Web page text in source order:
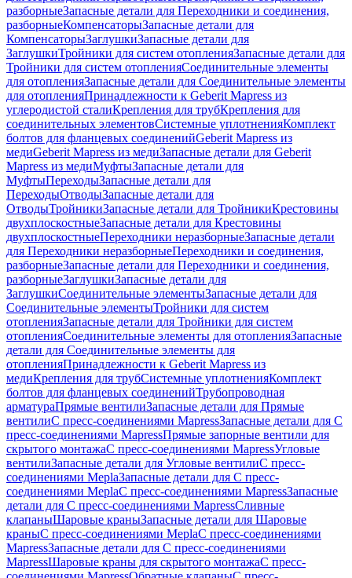
разборныеЗапасные детали для Переходники и соединения,
разборныеКомпенсаторыЗапасные детали для
КомпенсаторыЗаглушкиЗапасные детали для
ЗаглушкиТройники для систем отопленияЗапасные детали для
Тройники для систем отопленияСоединительные элементы
для отопленияЗапасные детали для Соединительные элементы
для отопленияПринадлежности к Geberit Mapress из
углеродистой сталиКрепления для трубКрепления для
соединительных элементовСистемные уплотненияКомплект
болтов для фланцевых соединенийGeberit Mapress из
медиGeberit Mapress из медиЗапасные детали для Geberit
Mapress из медиМуфтыЗапасные детали для
МуфтыПереходыЗапасные детали для
ПереходыОтводыЗапасные детали для
ОтводыТройникиЗапасные детали для ТройникиКрестовины
двухплоскостныеЗапасные детали для Крестовины
двухплоскостныеПереходники неразборныеЗапасные детали
для Переходники неразборныеПереходники и соединения,
разборныеЗапасные детали для Переходники и соединения,
разборныеЗаглушкиЗапасные детали для
ЗаглушкиСоединительные элементыЗапасные детали для
Соединительные элементыТройники для систем
отопленияЗапасные детали для Тройники для систем
отопленияСоединительные элементы для отопленияЗапасные
детали для Соединительные элементы для
отопленияПринадлежности к Geberit Mapress из
медиКрепления для трубСистемные уплотненияКомплект
болтов для фланцевых соединенийТрубопроводная
арматураПрямые вентилиЗапасные детали для Прямые
вентилиС пресс-соединениями MapressЗапасные детали для С
пресс-соединениями MapressПрямые запорные вентили для
скрытого монтажаС пресс-соединениями MapressУгловые
вентилиЗапасные детали для Угловые вентилиС пресс-
соединениями MeplaЗапасные детали для С пресс-
соединениями MeplaС пресс-соединениями MapressЗапасные
детали для С пресс-соединениями MapressСливные
клапаныШаровые краныЗапасные детали для Шаровые
краныС пресс-соединениями MeplaС пресс-соединениями
MapressЗапасные детали для С пресс-соединениями
MapressШаровые краны для скрытого монтажаС пресс-